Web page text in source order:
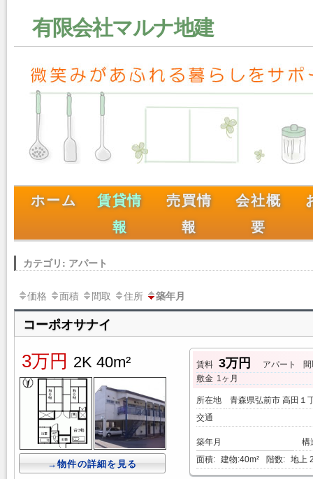
有限会社マルナ地建
ホーム
賃貸情
報
売買情
報
会社概
要
カテゴリ: アパート
価格 面積 間取 住所 築年月
コーポオサナイ
3万円 2K 40m²
→物件の詳細を見る
賃料 3万円 アパート
敷金 1ヶ月
所在地
青森県弘前市 高田１
交通
築年月
構
面積: 建物:40m² 階数: 地上